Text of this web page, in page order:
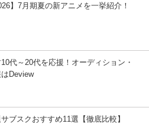
】7月期夏の新アニメを一挙紹介！
代～20代を応援！オーディション・
Deview
ブスクおすすめ11選【徹底比較】